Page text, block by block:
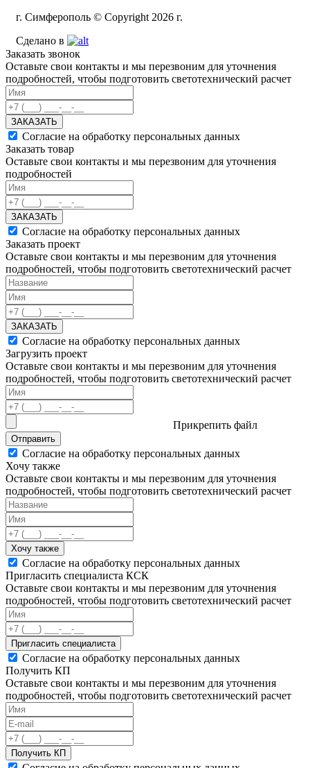
г. Симферополь © Copyright 2026 г.
Сделано в
Заказать звонок
Оставьте свои контакты и мы перезвоним для уточнения
подробностей, чтобы подготовить светотехнический расчет
ЗАКАЗАТЬ
Согласие на обработку персональных данных
Заказать товар
Оставьте свои контакты и мы перезвоним для уточнения
подробностей
ЗАКАЗАТЬ
Согласие на обработку персональных данных
Заказать проект
Оставьте свои контакты и мы перезвоним для уточнения
подробностей, чтобы подготовить светотехнический расчет
ЗАКАЗАТЬ
Согласие на обработку персональных данных
Загрузить проект
Оставьте свои контакты и мы перезвоним для уточнения
подробностей, чтобы подготовить светотехнический расчет
Прикрепить файл
Отправить
Согласие на обработку персональных данных
Хочу также
Оставьте свои контакты и мы перезвоним для уточнения
подробностей, чтобы подготовить светотехнический расчет
Хочу также
Согласие на обработку персональных данных
Пригласить специалиста КСК
Оставьте свои контакты и мы перезвоним для уточнения
подробностей, чтобы подготовить светотехнический расчет
Пригласить специалиста
Согласие на обработку персональных данных
Получить КП
Оставьте свои контакты и мы перезвоним для уточнения
подробностей, чтобы подготовить светотехнический расчет
Получить КП